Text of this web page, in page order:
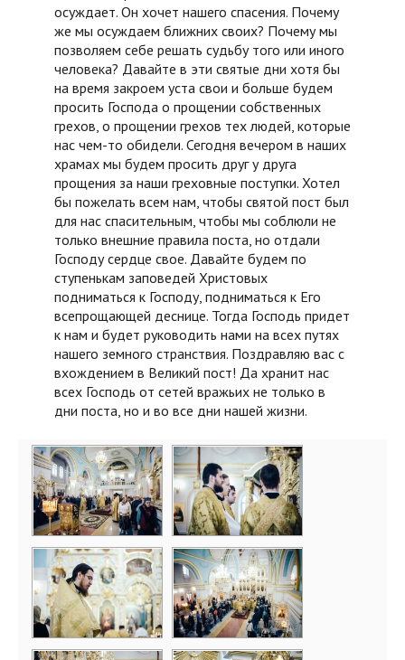
осуждает. Он хочет нашего спасения. Почему
же мы осуждаем ближних своих? Почему мы
позволяем себе решать судьбу того или иного
человека? Давайте в эти святые дни хотя бы
на время закроем уста свои и больше будем
просить Господа о прощении собственных
грехов, о прощении грехов тех людей, которые
нас чем-то обидели. Сегодня вечером в наших
храмах мы будем просить друг у друга
прощения за наши греховные поступки. Хотел
бы пожелать всем нам, чтобы святой пост был
для нас спасительным, чтобы мы соблюли не
только внешние правила поста, но отдали
Господу сердце свое. Давайте будем по
ступенькам заповедей Христовых
подниматься к Господу, подниматься к Его
всепрощающей деснице. Тогда Господь придет
к нам и будет руководить нами на всех путях
нашего земного странствия. Поздравляю вас с
вхождением в Великий пост! Да хранит нас
всех Господь от сетей вражьих не только в
дни поста, но и во все дни нашей жизни.